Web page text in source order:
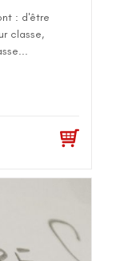
: d'être
classe,